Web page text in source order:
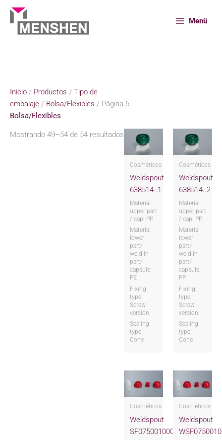
contenido
Menü
Inicio / Productos / Tipo de
embalaje / Bolsa/Flexibles / Página 5
Bolsa/Flexibles
Mostrando 49–54 de 54 resultados
Cosméticos
Weldspout
638514..1
Material
upper part
/ cap: PP
Material
lower
part/
weld-in
part/
capsule:
PE
Fixing
type:
Screw
version
Sealing
type:
Cone
Cosméticos
Weldspout
638514..2
Material
upper part
/ cap: PP
Material
lower
part/
weld-in
part/
capsule:
PP
Fixing
type:
Screw
version
Sealing
type:
Cone
Cosméticos
Weldspout
SF075001000XXX
Cosméticos
Weldspout